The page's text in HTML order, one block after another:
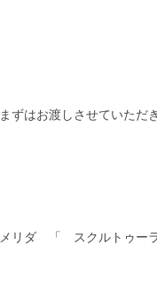
まずはお渡しさせていただ
メリダ 「 スクルトゥー